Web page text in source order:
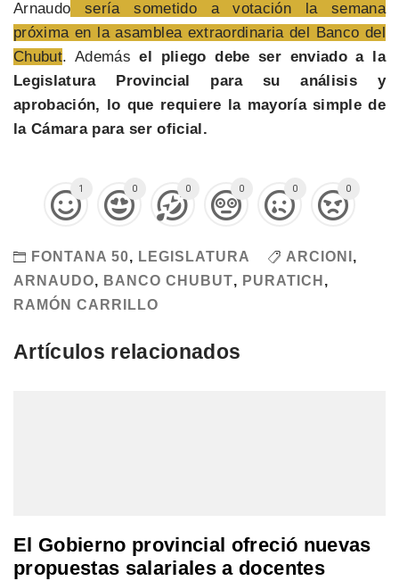
Arnaudo sería sometido a votación la semana
próxima en la asamblea extraordinaria del Banco del
Chubut. Ademásel pliego debe ser enviado a la
Legislatura Provincial para su análisis y
aprobación, lo que requiere la mayoría simple de
la Cámara para ser oficial.
1 0 0 0 0 0
FONTANA 50, LEGISLATURA ARCIONI ,
ARNAUDO, BANCO CHUBUT, PURATICH ,
RAMÓN CARRILLO
Artículos relacionados
El Gobierno provincial ofreció nuevas
propuestas salariales a docentes